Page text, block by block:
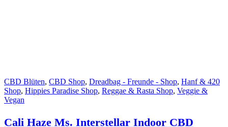
CBD Blüten, CBD Shop, Dreadbag - Freunde - Shop, Hanf & 420
Shop, Hippies Paradise Shop, Reggae & Rasta Shop, Veggie &
Vegan
Cali Haze Ms. Interstellar Indoor CBD